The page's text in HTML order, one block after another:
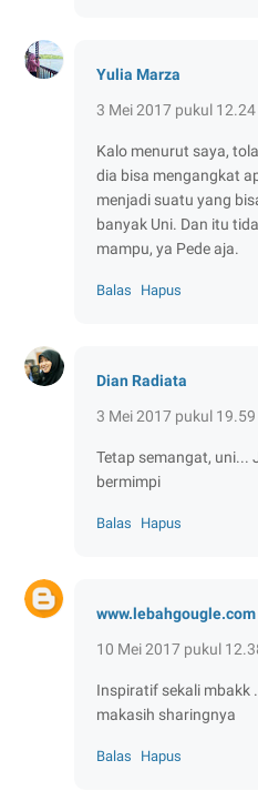
Yulia Marza
3 Mei 2017 pukul 12.24
Kalo menurut saya,
dia bisa mengangkat
menjadi suatu yang
banyak Uni. Dan itu
mampu, ya Pede aja.
Balas Hapus
Dian Radiata
3 Mei 2017 pukul 19.59
Tetap semangat, uni...
bermimpi
Balas Hapus
www.lebahgougle.com
10 Mei 2017 pukul
Inspiratif sekali mbakk
makasih sharingnya
Balas Hapus